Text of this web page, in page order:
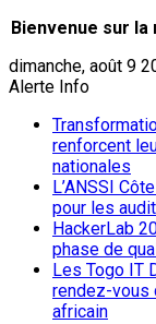
Bienvenue sur
dimanche, août 9
Alerte Info
renforcent
nationales
L’ANSSI
pour les
HackerLab
phase de
Les Togo IT
rendez-vous
africain